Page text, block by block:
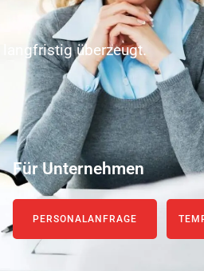
überzeugt.
Für Unternehmen
PERSONALANFRAGE